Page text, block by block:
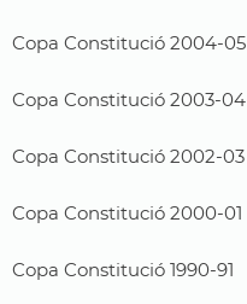
Copa Constitució 2004-05
Copa Constitució 2003-04
Copa Constitució 2002-03
Copa Constitució 2000-01
Copa Constitució 1990-91